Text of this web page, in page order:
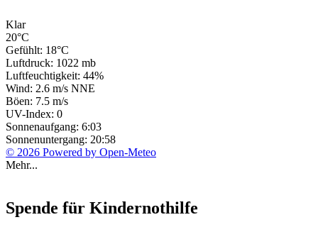
Klar
20°C
Gefühlt: 18°C
Luftdruck: 1022 mb
Luftfeuchtigkeit: 44%
Wind: 2.6 m/s NNE
Böen: 7.5 m/s
UV-Index: 0
Sonnenaufgang: 6:03
Sonnenuntergang: 20:58
© 2026 Powered by Open-Meteo
Mehr...
Spende für Kindernothilfe